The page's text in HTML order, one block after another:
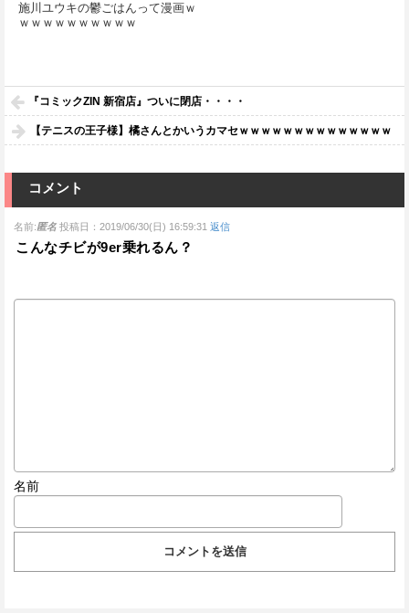
施川ユウキの鬱ごはんって漫画ｗ
ｗｗｗｗｗｗｗｗｗｗ
『コミックZIN 新宿店』ついに閉店・・・・
【テニスの王子様】橘さんとかいうカマセｗｗｗｗｗｗｗｗｗｗｗｗｗｗ
コメント
名前:匿名 投稿日：2019/06/30(日) 16:59:31 返信
こんなチビが9er乗れるん？
名前